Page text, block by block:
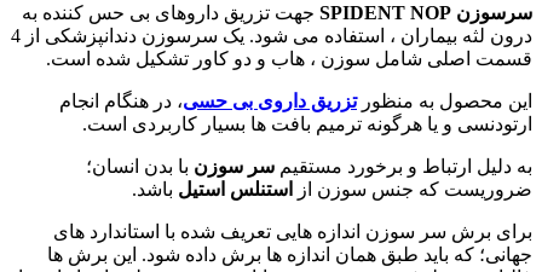
سرسوزن SPIDENT NOP
جهت تزریق داروهای بی حس کننده به
درون لثه بیماران ، استفاده می شود. یک سرسوزن دندانپزشکی از 4
قسمت اصلی شامل سوزن ، هاب و دو کاور تشکیل شده است.
این محصول به منظورتزریق داروی بی حسی، در هنگام انجام
ارتودنسی و یا هرگونه ترمیم بافت ها بسیار کاربردی است.
به دلیل ارتباط و برخورد مستقیم سر سوزن با بدن انسان؛
ضروریست که جنس سوزن از
استنلس استیل باشد.
برای برش سر سوزن اندازه هایی تعریف شده با استاندارد های
جهانی؛ که باید طبق همان اندازه ها برش داده شود. این برش ها